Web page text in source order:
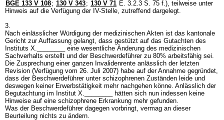
BGE 133 V 108; 130 V 343; 130 V 71 E. 3.2.3 S. 75 f.), teilweise unter
Hinweis auf die Verfügung der IV-Stelle, zutreffend dargelegt.
3.
Nach einlässlicher Würdigung der medizinischen Akten ist das kantonale
Gericht zur Auffassung gelangt, dass gestützt auf das Gutachten des
Instituts X.________ eine wesentliche Änderung des medizinischen
Sachverhalts erstellt und der Beschwerdeführer zu 80% arbeitsfähig sei.
Die Zusprechung einer ganzen Invalidenrente anlässlich der letzten
Revision (Verfügung vom 26. Juli 2007) habe auf der Annahme gegründet,
dass der Beschwerdeführer unter schizophrenen Zuständen leide und
deswegen keiner Erwerbstätigkeit mehr nachgehen könne. Anlässlich der
Begutachtung im Institut X.________ hätten sich nun indessen keine
Hinweise auf eine schizophrene Erkrankung mehr gefunden.
Was der Beschwerdeführer dagegen vorbringt, vermag an dieser
Beurteilung nichts zu ändern.